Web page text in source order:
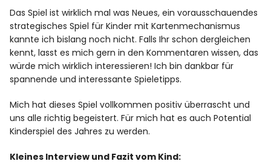
Das Spiel ist wirklich mal was Neues, ein vorausschauendes
strategisches Spiel für Kinder mit Kartenmechanismus
kannte ich bislang noch nicht. Falls Ihr schon dergleichen
kennt, lasst es mich gern in den Kommentaren wissen, das
würde mich wirklich interessieren! Ich bin dankbar für
spannende und interessante Spieletipps.
Mich hat dieses Spiel vollkommen positiv überrascht und
uns alle richtig begeistert. Für mich hat es auch Potential
Kinderspiel des Jahres zu werden.
Kleines Interview und Fazit vom Kind: